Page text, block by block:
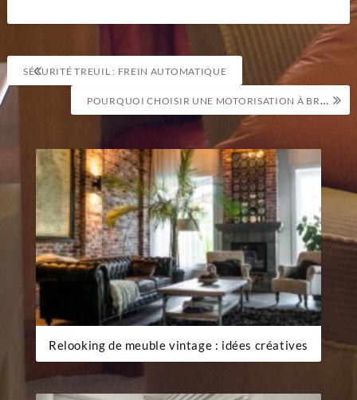
Navigation
de
l’article
SÉCURITÉ TREUIL : FREIN AUTOMATIQUE
POURQUOI CHOISIR UNE MOTORISATION À BRAS ARTICULÉ POUR VOTRE PORTAIL BATTANT ?
Relooking de meuble vintage : idées créatives